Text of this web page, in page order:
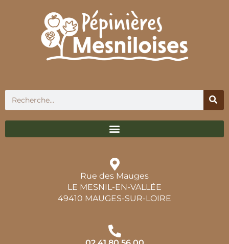
Rue des Mauges
LE MESNIL-EN-VALLÉE
49410 MAUGES-SUR-LOIRE